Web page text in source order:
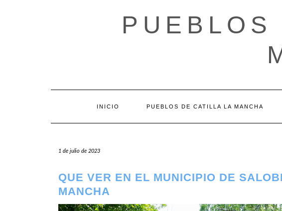
INICIO PUEBLOS DE CATILLA LA MANCHA
1 de julio de 2023
QUE VER EN EL MUNICIPIO DE
MANCHA